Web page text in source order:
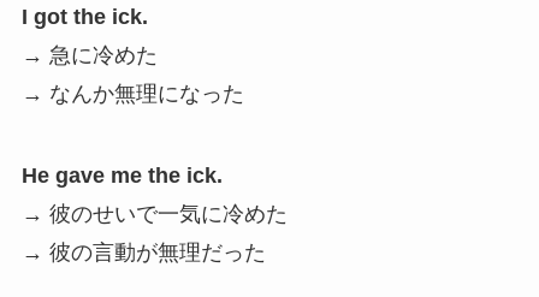
I got the ick.
→ 急に冷めた
→ なんか無理になった
He gave me the ick.
→ 彼のせいで一気に冷めた
→ 彼の言動が無理だった